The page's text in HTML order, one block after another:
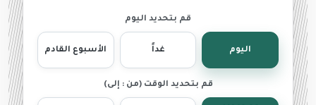
قم بتحديد اليوم
اليوم غداً الأسبوع القادم
قم بتحديد الوقت (من : إلى)